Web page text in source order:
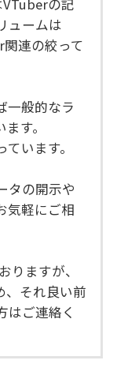
ュームは
連の絞って
一般的なラ
す。
います。
タの開示や
気軽にご相
ますが、
、それ良い前
はご連絡く